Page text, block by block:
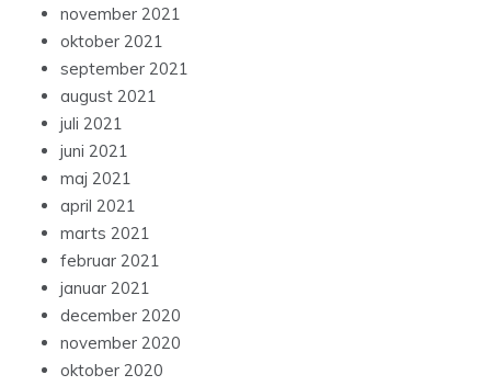
november 2021
oktober 2021
september 2021
august 2021
juli 2021
juni 2021
maj 2021
april 2021
marts 2021
februar 2021
januar 2021
december 2020
november 2020
oktober 2020